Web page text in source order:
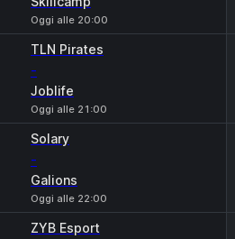
Oggi alle 20:00
TLN Pirates
-
Joblife
Oggi alle 21:00
Solary
-
Galions
Oggi alle 22:00
ZYB Esport